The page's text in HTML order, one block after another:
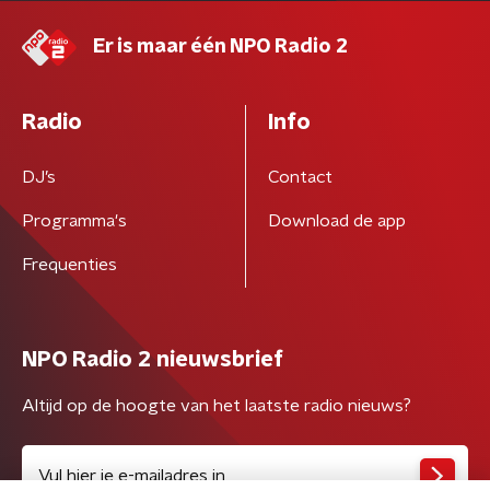
Er is maar één NPO Radio 2
Radio
DJ’s
Programma's
Frequenties
Info
Contact
Download de app
NPO Radio 2 nieuwsbrief
Altijd op de hoogte van het laatste radio nieuws?